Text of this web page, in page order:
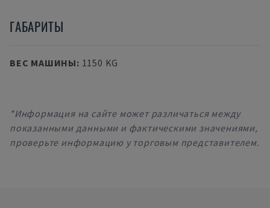
ГАБАРИТЫ
ВЕС МАШИНЫ: 1150 KG
*Информация на сайте может различаться между
показанными данными и фактическими значениями,
проверьте информацию у торговым представителем.